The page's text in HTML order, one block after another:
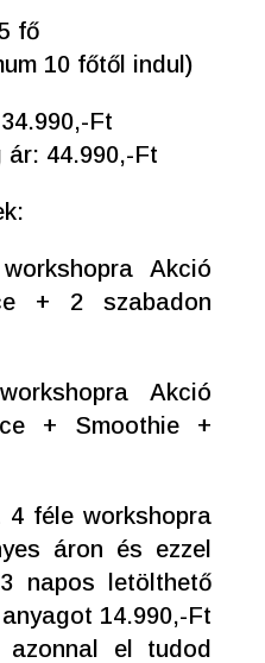
fő
10 főtől indul)
Ft
ár: 44.990,-Ft
Akció
+ 2 szabadon
Akció
+ Smoothie +
4 féle workshopra
áron és ezzel
napos letölthető
14.990,-Ft
azonnal el tudod